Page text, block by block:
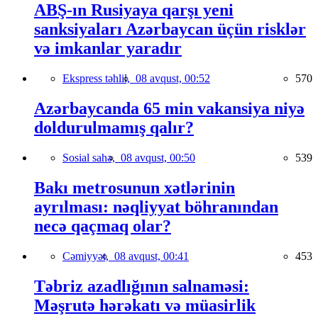
ABŞ-ın Rusiyaya qarşı yeni
sanksiyaları Azərbaycan üçün risklər
və imkanlar yaradır
Ekspress təhlil, 08 avqust, 00:52 570
Azərbaycanda 65 min vakansiya niyə
doldurulmamış qalır?
Sosial sahə, 08 avqust, 00:50 539
Bakı metrosunun xətlərinin
ayrılması: nəqliyyat böhranından
necə qaçmaq olar?
Cəmiyyət, 08 avqust, 00:41 453
Təbriz azadlığının salnaməsi:
Məşrutə hərəkatı və müasirlik